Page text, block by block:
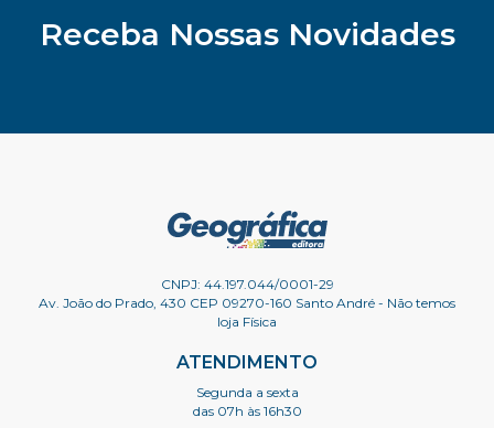
Receba Nossas Novidades
CNPJ: 44.197.044/0001-29
Av. João do Prado, 430 CEP 09270-160 Santo André - Não temos
loja Física
ATENDIMENTO
Segunda a sexta
das 07h às 16h30